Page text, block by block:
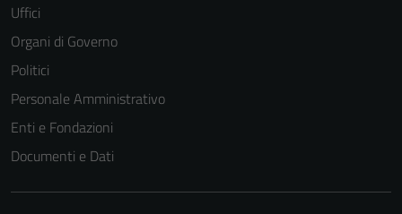
Uffici
Organi di Governo
Politici
Personale Amministrativo
Enti e Fondazioni
Documenti e Dati